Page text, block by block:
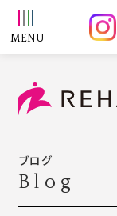
ブログ
Blog